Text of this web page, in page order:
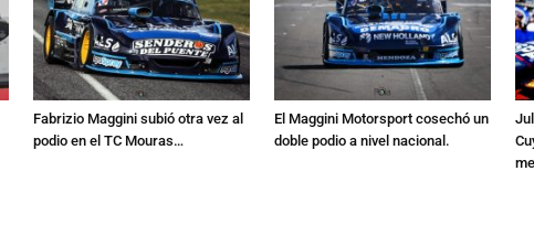
Fabrizio Maggini subió otra vez al
podio en el TC Mouras…
El Maggini Motorsport cosechó un
doble podio a nivel nacional.